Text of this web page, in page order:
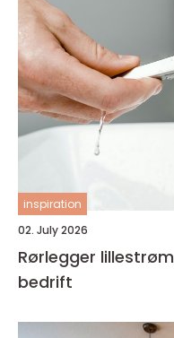
inspiration
02. July 2026
Rørlegger lillestrøm trygge valg for bolig og
bedrift